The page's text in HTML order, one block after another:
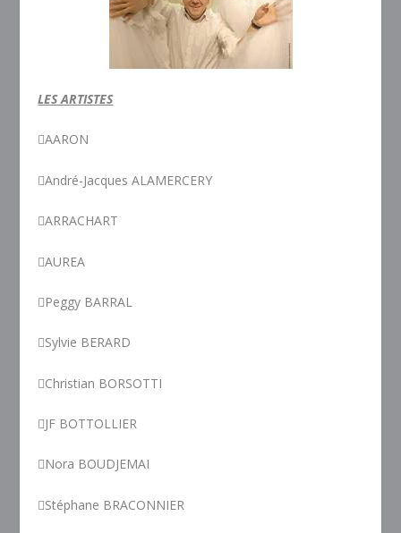
LES ARTISTES
AARON
André-Jacques ALAMERCERY
ARRACHART
AUREA
Peggy BARRAL
Sylvie BERARD
Christian BORSOTTI
JF BOTTOLLIER
Nora BOUDJEMAI
Stéphane BRACONNIER